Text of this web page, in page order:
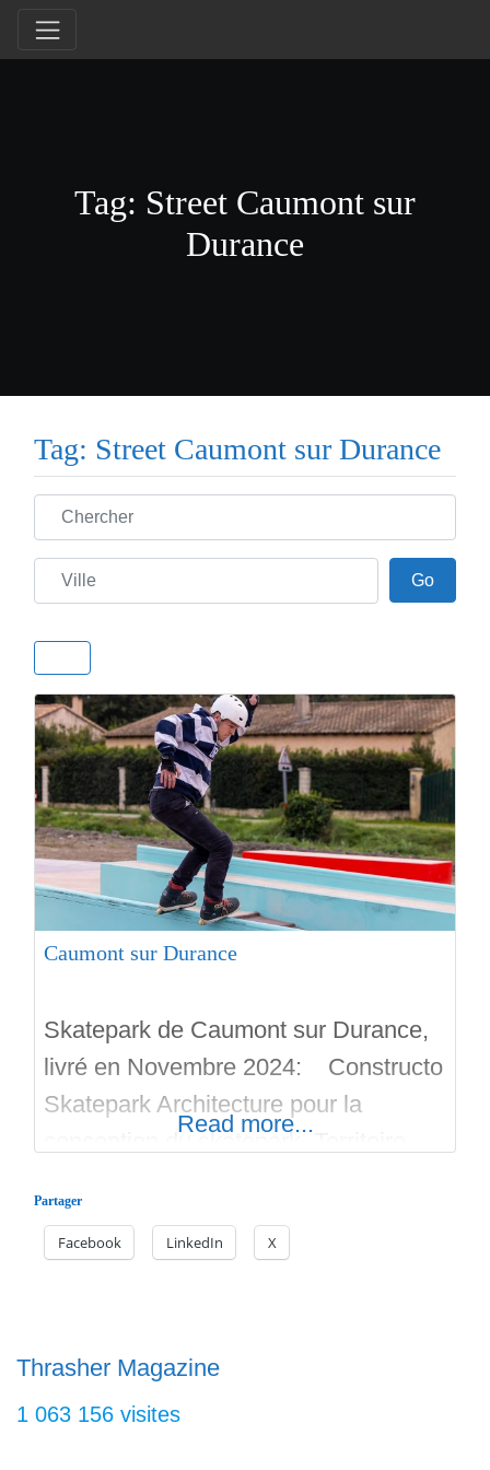
Tag: Street Caumont sur
Durance
Tag: Street Caumont sur Durance
Chercher
Ville GoGo
Caumont sur Durance
Skatepark de Caumont sur Durance,
livré en Novembre 2024: Constructo
Skatepark Architecture pour la
conception du skatepark, Territoire
réalisation. En béton, en extérieur
mais sans lumières, je vous propose
sur Durance dispose: De petits plans
inclinés, des curbs, des ledges, des
Read more...
Partager
Facebook LinkedIn X
Thrasher Magazine
1 063 156 visites